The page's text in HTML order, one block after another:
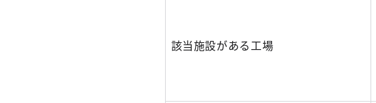
該当施設がある工場